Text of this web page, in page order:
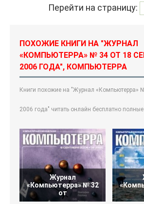
Перейти на страницу:
ПОХОЖИЕ КНИГИ НА "ЖУРНАЛ
«КОМПЬЮТЕРРА» № 34 ОТ 18
2006 ГОДА", КОМПЬЮТЕРРА
Книги похожие на "Журнал «Компьютерра»
2006 года" читать онлайн бесплатно полные
Журнал
«Компьютерра» № 32
от